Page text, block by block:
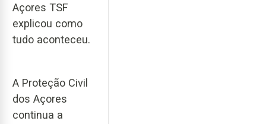
Açores TSF
explicou como
tudo aconteceu.
A Proteção Civil
dos Açores
continua a